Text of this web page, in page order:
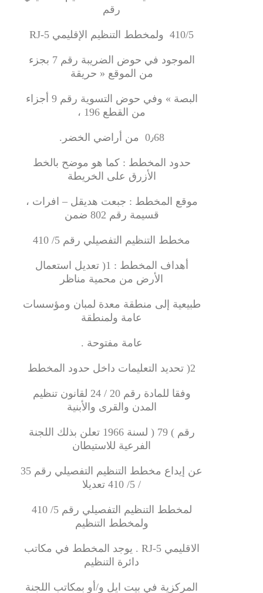
رقم
410/5 ولمخطط التنظيم الإقليمي RJ-5
الموجود في حوض الضريبة رقم 7 بجزء
من الموقع « حريقة
البصة » وفي حوض التسوية رقم 9 أجزاء
من القطع 196 ،
0٫68 من أراضي الخضر.
حدود المخطط : كما هو موضح بالخط
الأزرق على الخريطة
موقع المخطط : جبعت هديقل – افرات ،
قسيمة رقم 802 ضمن
مخطط التنظيم التفصيلي رقم 5/ 410
أهداف المخطط : 1( تعديل استعمال
الأرض من محمية مناظر
طبيعية إلى منطقة معدة لمبان ومؤسسات
عامة ولمنطقة
عامة مفتوحة .
2( تحديد التعليمات داخل حدود المخطط
وفقا للمادة رقم 20 / 24 لقانون تنظيم
المدن والقرى والأبنية
رقم ) 79 ( لسنة 1966 تعلن بذلك اللجنة
الفرعية للاستيطان
عن إيداع مخطط التنظيم التفصيلي رقم 35
/ 5/ 410 تعديلا
لمخطط التنظيم التفصيلي رقم 5/ 410
ولمخطط التنظيم
الاقليمي RJ-5 . يوجد المخطط في مكاتب
دائرة التنظيم
المركزية في بيت ايل و/أو بمكاتب اللجنة